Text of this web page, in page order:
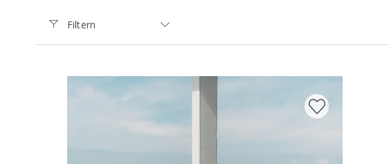
Filtern